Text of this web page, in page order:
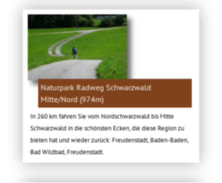
Naturpark Radweg Schwarzwald
Mitte/Nord (974m)
In 260 km fahren Sie vom Nordschwarzwald bis Mitte
Schwarzwald in die schönsten Ecken, die diese Region zu
bieten hat und wieder zurück: Freudenstadt, Baden-Baden,
Bad Wildbad, Freudenstadt.